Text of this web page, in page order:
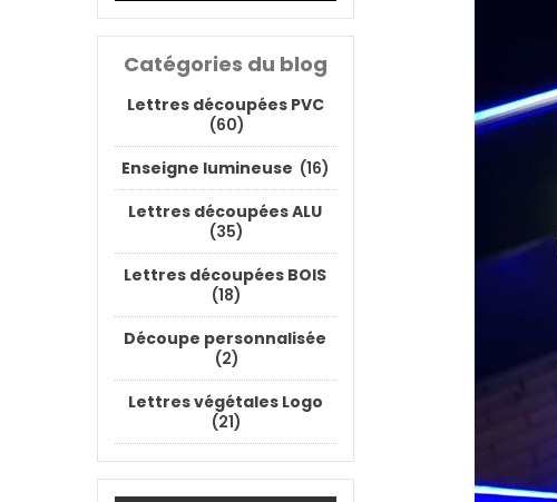
Catégories du blog
Lettres découpées PVC
(60)
Enseigne lumineuse (16)
Lettres découpées ALU
(35)
Lettres découpées BOIS
(18)
Découpe personnalisée
(2)
Lettres végétales Logo
(21)